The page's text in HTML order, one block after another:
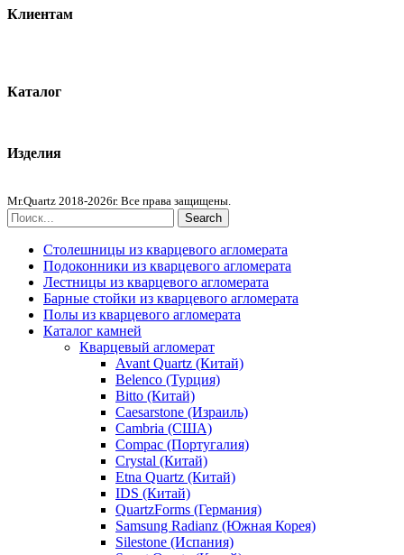
Клиентам
Каталог
Изделия
Mr.Quartz 2018-2026г. Все права защищены.
Search
Столешницы из кварцевого агломерата
Подоконники из кварцевого агломерата
Лестницы из кварцевого агломерата
Барные стойки из кварцевого агломерата
Полы из кварцевого агломерата
Каталог камней
Кварцевый агломерат
Avant Quartz (Китай)
Belenco (Турция)
Bitto (Китай)
Caesarstone (Израиль)
Cambria (США)
Compac (Португалия)
Crystal (Китай)
Etna Quartz (Китай)
IDS (Китай)
QuartzForms (Германия)
Samsung Radianz (Южная Корея)
Silestone (Испания)